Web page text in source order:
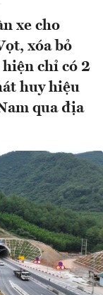
xe cho
xóa bỏ
chỉ có 2
huy hiệu
qua địa